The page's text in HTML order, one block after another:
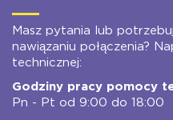
Masz pytania lub
nawiązaniu połączenia?
technicznej:
Godziny pracy pomocy
Pn - Pt od 9:00 do 18:00